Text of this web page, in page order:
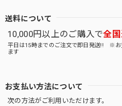
送料について
10,000円以上のご購入で全
平日は15時までのご注文で即日発送!! ※お
ます
お支払い方法について
次の方法がご利用いただけます。